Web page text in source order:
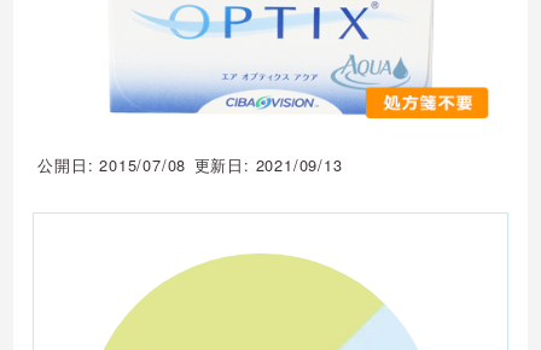
公開日: 2015/07/08 更新日: 2021/09/13